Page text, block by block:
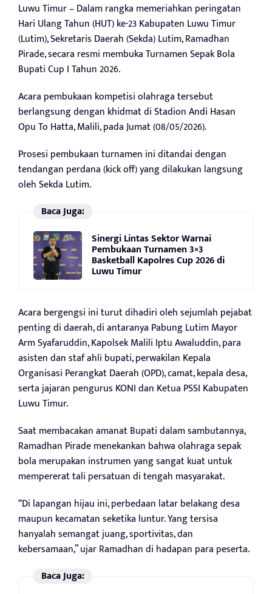
Luwu Timur – Dalam rangka memeriahkan peringatan
Hari Ulang Tahun (HUT) ke-23 Kabupaten Luwu Timur
(Lutim), Sekretaris Daerah (Sekda) Lutim, Ramadhan
Pirade, secara resmi membuka Turnamen Sepak Bola
Bupati Cup I Tahun 2026.
Acara pembukaan kompetisi olahraga tersebut
berlangsung dengan khidmat di Stadion Andi Hasan
Opu To Hatta, Malili, pada Jumat (08/05/2026).
Prosesi pembukaan turnamen ini ditandai dengan
tendangan perdana (kick off) yang dilakukan langsung
oleh Sekda Lutim.
Baca Juga:
Sinergi Lintas Sektor Warnai
Pembukaan Turnamen 3×3
Basketball Kapolres Cup 2026 di
Luwu Timur
Acara bergengsi ini turut dihadiri oleh sejumlah pejabat
penting di daerah, di antaranya Pabung Lutim Mayor
Arm Syafaruddin, Kapolsek Malili Iptu Awaluddin, para
asisten dan staf ahli bupati, perwakilan Kepala
Organisasi Perangkat Daerah (OPD), camat, kepala desa,
serta jajaran pengurus KONI dan Ketua PSSI Kabupaten
Luwu Timur.
Saat membacakan amanat Bupati dalam sambutannya,
Ramadhan Pirade menekankan bahwa olahraga sepak
bola merupakan instrumen yang sangat kuat untuk
mempererat tali persatuan di tengah masyarakat.
“Di lapangan hijau ini, perbedaan latar belakang desa
maupun kecamatan seketika luntur. Yang tersisa
hanyalah semangat juang, sportivitas, dan
kebersamaan,” ujar Ramadhan di hadapan para peserta.
Baca Juga: